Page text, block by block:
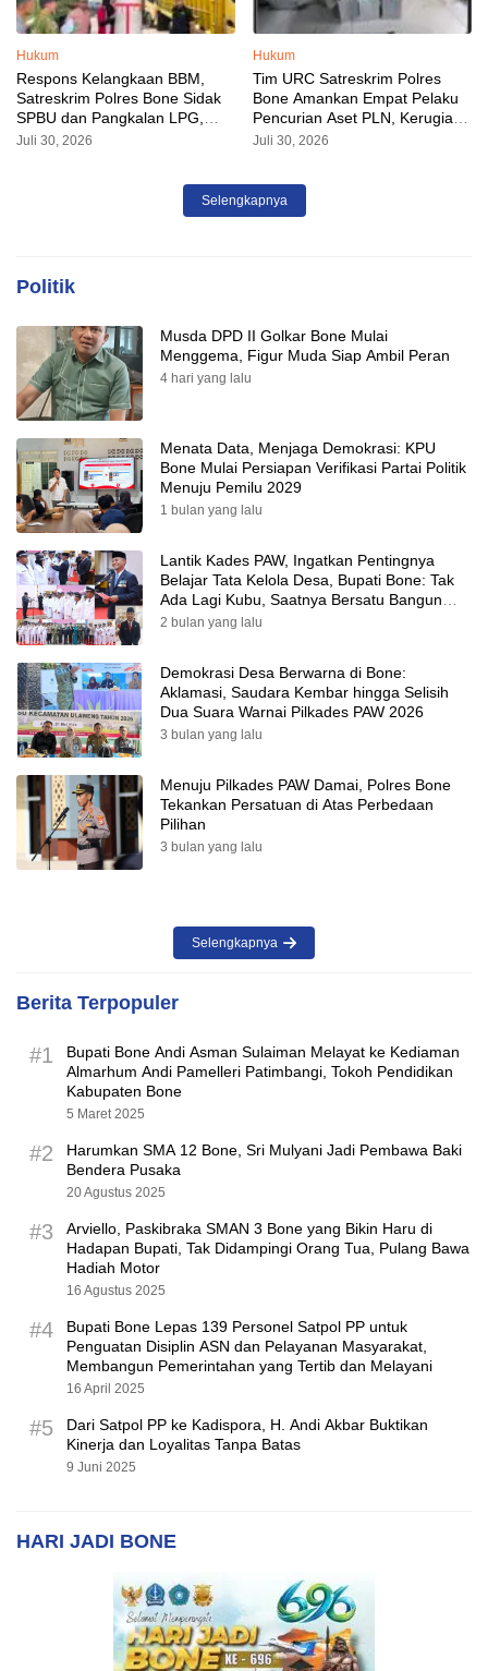
Hukum
Respons Kelangkaan BBM,
Satreskrim Polres Bone Sidak
SPBU dan Pangkalan LPG,
AKP Alvin Aji Imbau Pengelola
Juli 30, 2026
Hukum
Tim URC Satreskrim Polres
Bone Amankan Empat Pelaku
Pencurian Aset PLN, Kerugian
Ditaksir Capai Rp 3 Milyar
Juli 30, 2026
Selengkapnya
Politik
Musda DPD II Golkar Bone Mulai
Menggema, Figur Muda Siap Ambil Peran
4 hari yang lalu
Menata Data, Menjaga Demokrasi: KPU
Bone Mulai Persiapan Verifikasi Partai Politik
Menuju Pemilu 2029
1 bulan yang lalu
Lantik Kades PAW, Ingatkan Pentingnya
Belajar Tata Kelola Desa, Bupati Bone: Tak
Ada Lagi Kubu, Saatnya Bersatu Bangun
Desa
2 bulan yang lalu
Demokrasi Desa Berwarna di Bone:
Aklamasi, Saudara Kembar hingga Selisih
Dua Suara Warnai Pilkades PAW 2026
3 bulan yang lalu
Menuju Pilkades PAW Damai, Polres Bone
Tekankan Persatuan di Atas Perbedaan
Pilihan
3 bulan yang lalu
Selengkapnya
Berita Terpopuler
#1
Bupati Bone Andi Asman Sulaiman Melayat ke Kediaman
Almarhum Andi Pamelleri Patimbangi, Tokoh Pendidikan
Kabupaten Bone
5 Maret 2025
#2
Harumkan SMA 12 Bone, Sri Mulyani Jadi Pembawa Baki
Bendera Pusaka
20 Agustus 2025
#3
Arviello, Paskibraka SMAN 3 Bone yang Bikin Haru di
Hadapan Bupati, Tak Didampingi Orang Tua, Pulang Bawa
Hadiah Motor
16 Agustus 2025
#4
Bupati Bone Lepas 139 Personel Satpol PP untuk
Penguatan Disiplin ASN dan Pelayanan Masyarakat,
Membangun Pemerintahan yang Tertib dan Melayani
16 April 2025
#5
Dari Satpol PP ke Kadispora, H. Andi Akbar Buktikan
Kinerja dan Loyalitas Tanpa Batas
9 Juni 2025
HARI JADI BONE